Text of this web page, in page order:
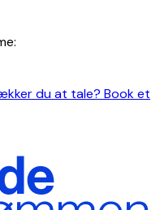
du at tale? Book et